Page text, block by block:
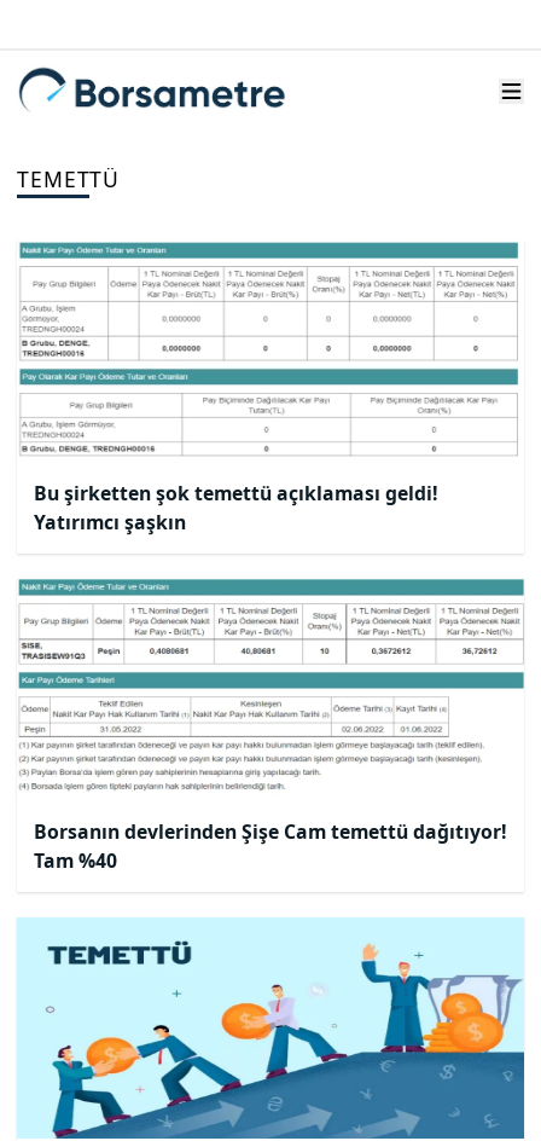
TEMETTÜ
Bu şirketten şok temettü açıklaması geldi!
Yatırımcı şaşkın
Borsanın devlerinden Şişe Cam temettü dağıtıyor!
Tam %40